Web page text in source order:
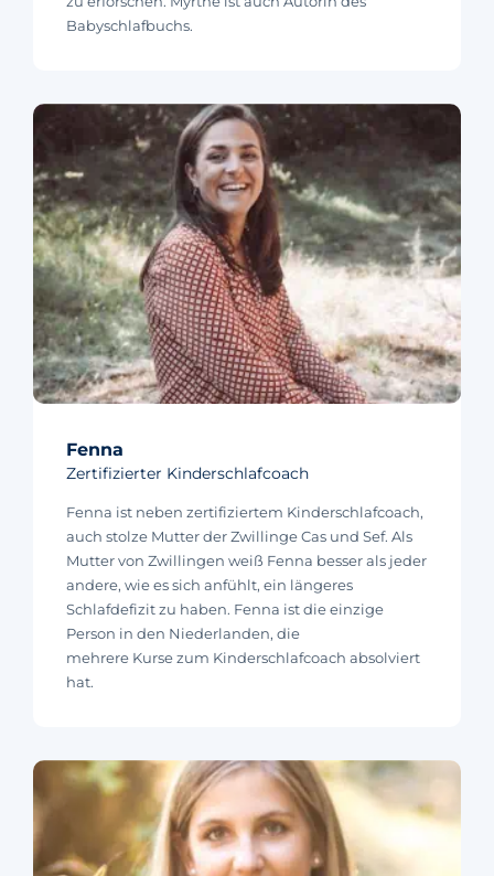
Babyschlafbuchs.
Fenna
Zertifizierter Kinderschlafcoach
Fenna ist neben zertifiziertem Kinderschlafcoach,
auch stolze Mutter der Zwillinge Cas und Sef. Als
Mutter von Zwillingen weiß Fenna besser als jeder
andere, wie es sich anfühlt, ein längeres
Schlafdefizit zu haben. Fenna ist die einzige
Person in den Niederlanden, die
mehrere Kurse zum Kinderschlafcoach absolviert
hat.